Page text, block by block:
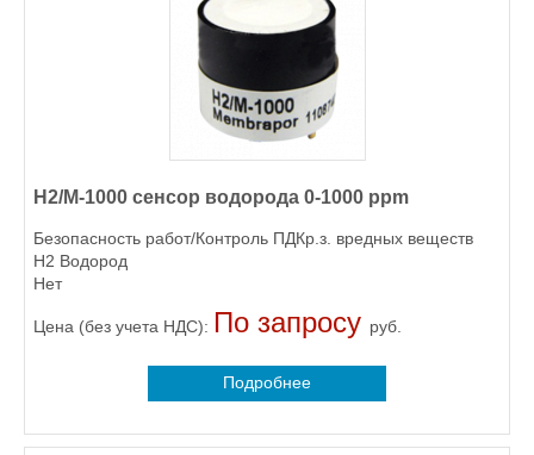
H2/M-1000 сенсор водорода 0-1000 ppm
Безопасность работ/Контроль ПДКр.з. вредных веществ
H2 Водород
Нет
Цена (без учета НДС): По запросу руб.
Подробнее